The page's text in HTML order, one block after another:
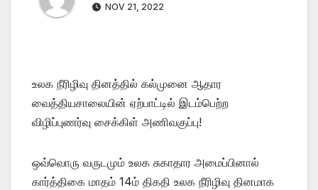
NOV 21, 2022
உலக நீரிழிவு தினத்தில் கல்முனை ஆதார
வைத்தியசாலையின் ஏற்பாட்டில் இடம்பெற்ற
விழிப்புணர்வு சைக்கிள் அணிவகுப்பு!
ஒவ்வொரு வருடமும் உலக சுகாதார அமைப்பினால்
கார்த்திகை மாதம் 14ம் திகதி உலக நீரிழிவு தினமாக